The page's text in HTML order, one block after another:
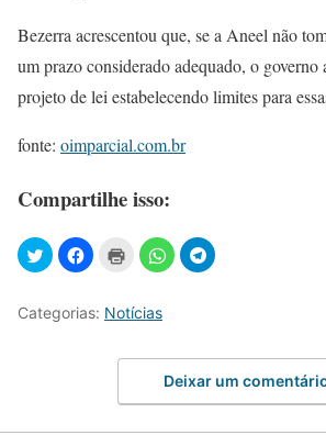
Bezerra acrescentou que, se a Aneel não
um prazo considerado adequado, o governo
projeto de lei estabelecendo limites para
fonte: oimparcial.com.br
Compartilhe isso:
Categorias: Notícias
Deixar um